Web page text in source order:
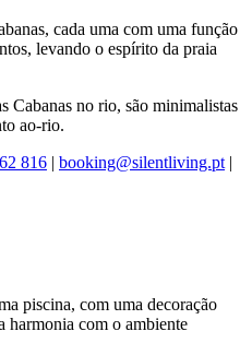
cada uma com uma função
levando o espírito da praia
Cabanas no rio, são minimalistas
ao-rio.
816 | booking@silentliving.pt |
piscina, com uma decoração
harmonia com o ambiente